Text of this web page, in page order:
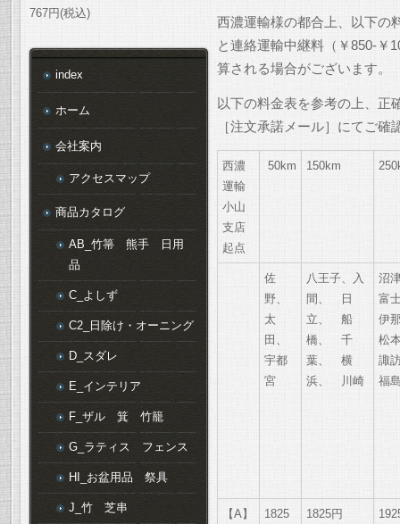
西濃運輸様の都合上、以下の
と連絡運輸中継料（￥850-￥
算される場合がございます。
以下の料金表を参考の上、正
［注文承諾メール］にてご確
西濃
運輸
小山
支店
起点
50km 150km
佐
野、
太
田、
宇都
宮
八王子、入
間、 日
立、 船
橋、 千
葉、 横
浜、 川崎
沼
富
伊
松
諏
福
【A】 1825 1825円
767円(税込)
index
ホーム
会社案内
アクセスマップ
商品カタログ
AB_竹箒 熊手 日用
品
C_よしず
C2_日除け・オーニング
D_スダレ
E_インテリア
F_ザル 箕 竹籠
G_ラティス フェンス
HI_お盆用品 祭具
J_竹 芝串